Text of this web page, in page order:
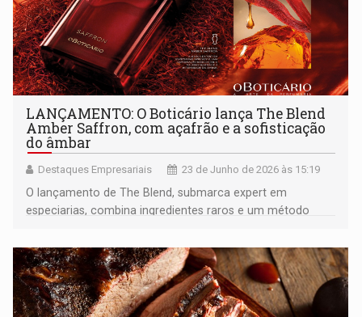
LANÇAMENTO: O Boticário lança The Blend
Amber Saffron, com açafrão e a sofisticação
do âmbar
Destaques Empresariais 23 de Junho de 2026 às 15:19
O lançamento de The Blend, submarca expert em
especiarias, combina ingredientes raros e um método
olfativa que deixa rastro marcante